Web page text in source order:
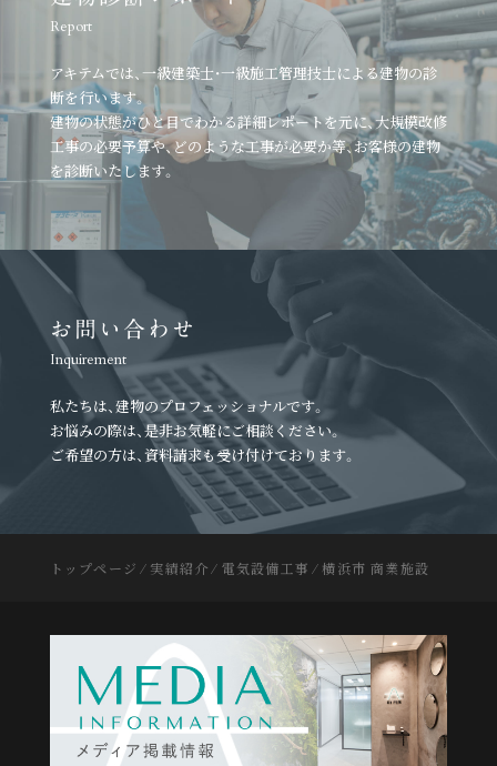
Report
アキテムでは、一級建築士・一級施工管理技士による建物の診
断を行います。
建物の状態がひと目でわかる詳細レポートを元に、大規模改修
工事の必要予算や、どのような工事が必要か等、お客様の建物
を診断いたします。
お問い合わせ
Inquirement
私たちは、建物のプロフェッショナルです。
お悩みの際は、是非お気軽にご相談ください。
ご希望の方は、資料請求も受け付けております。
トップページ ⁄ 実績紹介 ⁄ 電気設備工事 ⁄横浜市 商業施設